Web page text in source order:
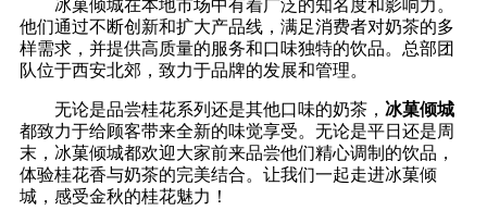
冰菓倾城在本地市场中有着广泛的知名度和影响力。
他们通过不断创新和扩大产品线，满足消费者对奶茶的多
样需求，并提供高质量的服务和口味独特的饮品。总部团
队位于西安北郊，致力于品牌的发展和管理。
无论是品尝桂花系列还是其他口味的奶茶， 冰菓倾城
都致力于给顾客带来全新的味觉享受。无论是平日还是周
末，冰菓倾城都欢迎大家前来品尝他们精心调制的饮品，
体验桂花香与奶茶的完美结合。让我们一起走进冰菓倾
城，感受金秋的桂花魅力！